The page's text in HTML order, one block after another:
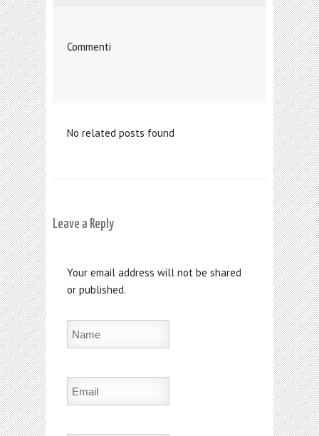
Commenti
No related posts found
Leave a Reply
Your email address will not be shared
or published.